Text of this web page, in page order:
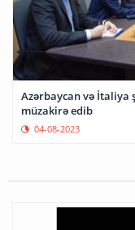
Azərbaycan və İtaliya
müzakirə edib
04-08-2023